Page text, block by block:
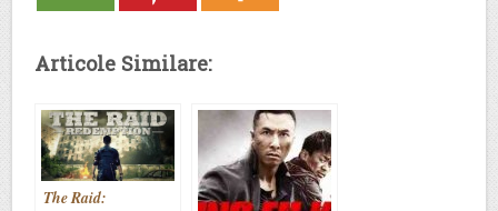
Articole Similare:
The Raid: